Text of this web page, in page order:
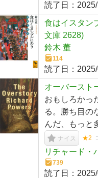
読了日：
食はイスタン
文庫 2628)
鈴木 董
114
読了日：
オーバースト
おもしろかっ
る。勝ち目の
んだ、もっと
ナイス ★2
リチャード・
739
読了日：